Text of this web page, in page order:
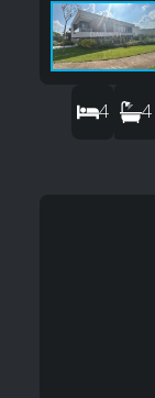
4 4